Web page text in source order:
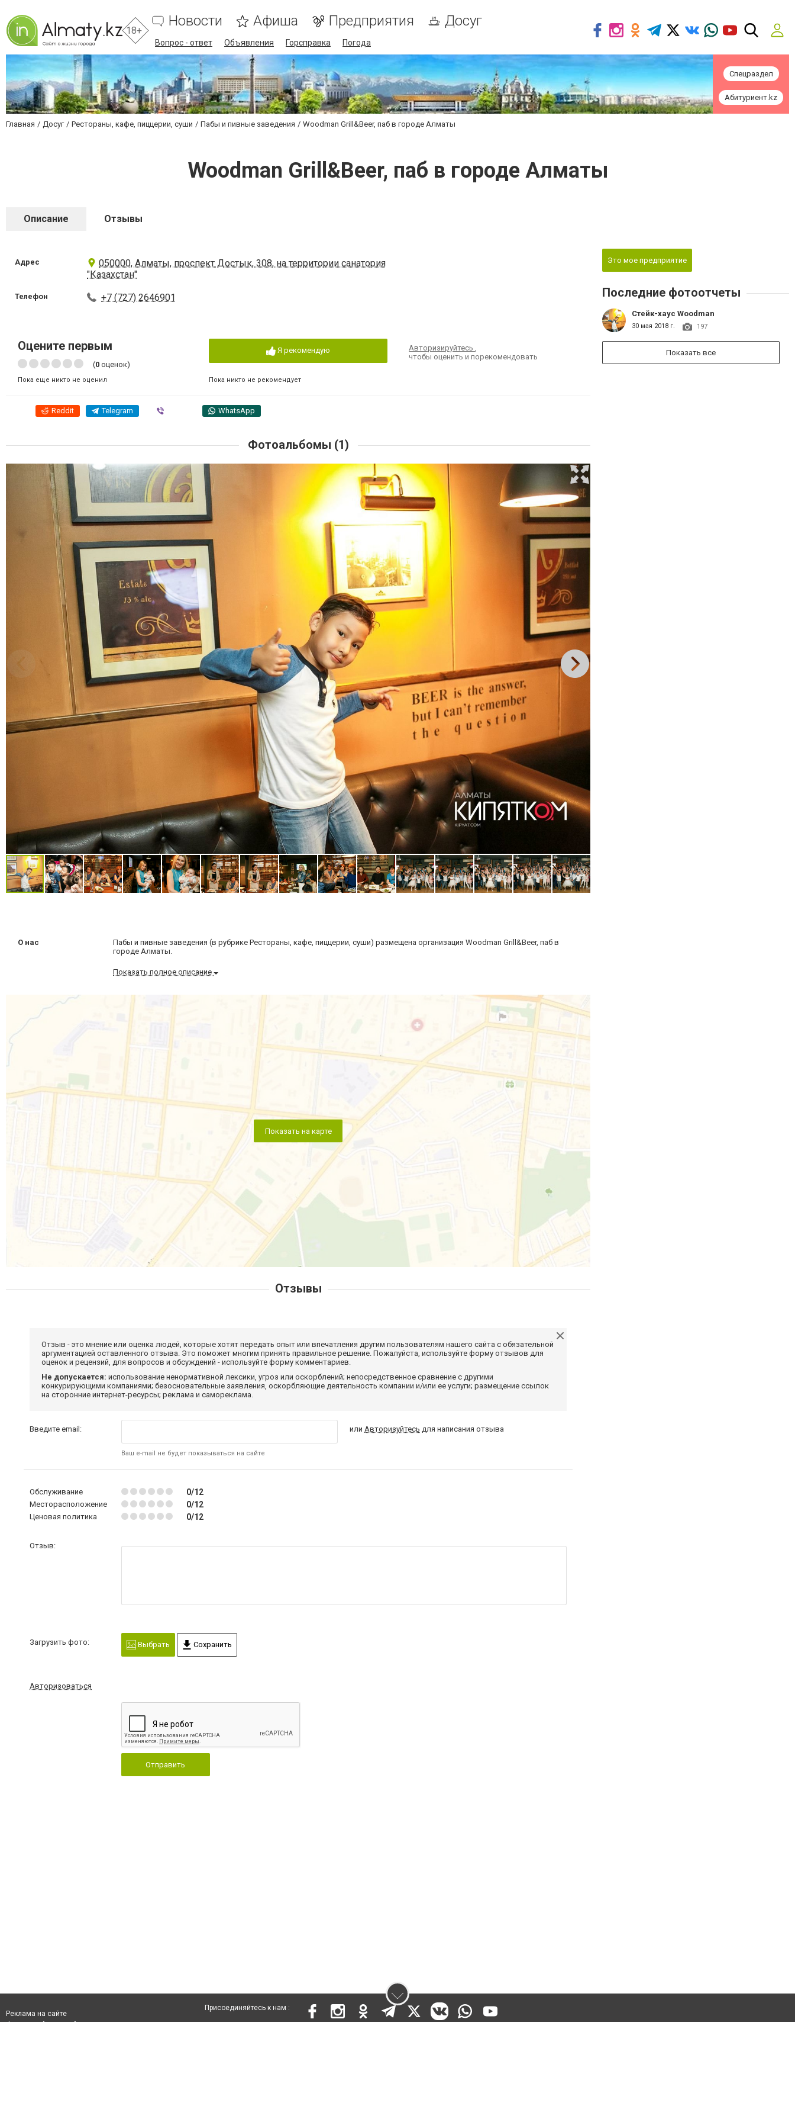
18+
Новости Афиша Предприятия Досуг
Вопрос - ответ Объявления Горсправка Погода
Спецраздел
Абитуриент.kz
Главная Досуг Рестораны, кафе, пиццерии, суши Пабы и пивные заведения Woodman Grill&Beer, паб в городе Алматы
Woodman Grill&Beer, паб в городе Алматы
Описание Отзывы
Адрес
050000, Алматы, проспект Достык, 308, на территории санатория
"Казахстан"
Телефон +7 (727) 2646901
Оцените первым
(0 оценок)
Пока еще никто не оценил
Я рекомендую
Пока никто не рекомендует
Авторизируйтесь,
чтобы оценить и порекомендовать
Reddit Telegram WhatsApp
Фотоальбомы (1)
О нас
Пабы и пивные заведения (в рубрике Рестораны, кафе, пиццерии, суши) размещена организация Woodman Grill&Beer, паб в
городе Алматы.
Показать полное описание
Показать на карте
Это мое предприятие
Последние фотоотчеты
Стейк-хаус Woodman
30 мая 2018 г. 197
Показать все
Отзывы
Отзыв - это мнение или оценка людей, которые хотят передать опыт или впечатления другим пользователям нашего сайта с обязательной
аргументацией оставленного отзыва. Это поможет многим принять правильное решение. Пожалуйста, используйте форму отзывов для
оценок и рецензий, для вопросов и обсуждений - используйте форму комментариев.
Не допускается: использование ненормативной лексики, угроз или оскорблений; непосредственное сравнение с другими
конкурирующими компаниями; безосновательные заявления, оскорбляющие деятельность компании и/или ее услуги; размещение ссылок
на сторонние интернет-ресурсы; реклама и самореклама.
Введите email:
Ваш e-mail не будет показываться на сайте
или Авторизуйтесь для написания отзыва
Обслуживание 0/12
Месторасположение 0/12
Ценовая политика 0/12
Отзыв:
Загрузить фото: Выбрать Сохранить
Авторизоваться
Отправить
Реклама на сайте
Присоединяйтесь к нам :